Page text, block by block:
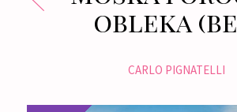
obleka
CARLO PIGNATELLI